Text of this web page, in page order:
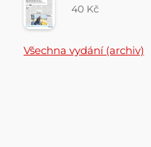
40 Kč
Všechna vydání (archiv)